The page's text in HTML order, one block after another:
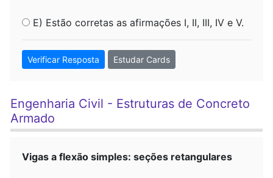
E) Estão corretas as afirmações I, II, III, IV e V.
Verificar Resposta Estudar Cards
Engenharia Civil - Estruturas de Concreto
Armado
Vigas a flexão simples: seções retangulares